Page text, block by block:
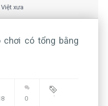
của CEO
chơi có tổng bằng
0 Blog